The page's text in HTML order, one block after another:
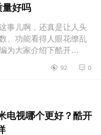
好吗
儿啊，还真是让人头
、功能看得人眼花缭乱
为大家介绍下酷开
K6Ultra值得入手
92 0
电视哪个更好？酷开